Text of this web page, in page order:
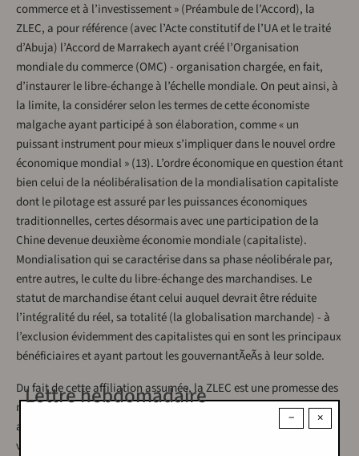
commerce et à l’investissement » (Préambule de l’Accord), la
ZLEC, a pour référence (avec l’Acte constitutif de l’UA et le traité
d’Abuja) l’Accord de Marrakech ayant créé l’Organisation
mondiale du commerce (OMC) - organisation chargée, en fait,
d’instaurer le libre-échange à l’échelle mondiale. On peut ainsi, à
la limite, la considérer selon les termes de cette économiste
malgache ayant participé à son élaboration, comme « un
puissant instrument pour mieux s’impliquer dans le nouvel ordre
économique mondial » (13). L’ordre économique en question étant
bien celui de la néolibéralisation de la mondialisation capitaliste
dont le pilotage est assuré par les puissances économiques
traditionnelles, certes désormais avec une participation de la
Chine devenue deuxième économie mondiale (capitaliste).
Mondialisation qui se caractérise dans sa phase néolibérale par,
entre autres, le culte du libre-échange des marchandises. Le
statut de marchandise étant celui auquel devrait être réduite
l’intégralité du réel, sa totalité (la globalisation marchande) - à
l’exclusion évidemment des capitalistes qui en sont les principaux
bénéficiaires et ayant partout les gouvernantÃeÃs à leur solde.
Du fait de cette affiliation assumée, la ZLEC est une promesse des
mêmes effets que les pratiques du processus libre-échangiste
ailleurs. Ce qui l’expose, en prévision, aux critiques faites à cette
vague libre-échangiste. Ainsi en est-il de la critique du discours
×
−
Lettre hebdomadaire